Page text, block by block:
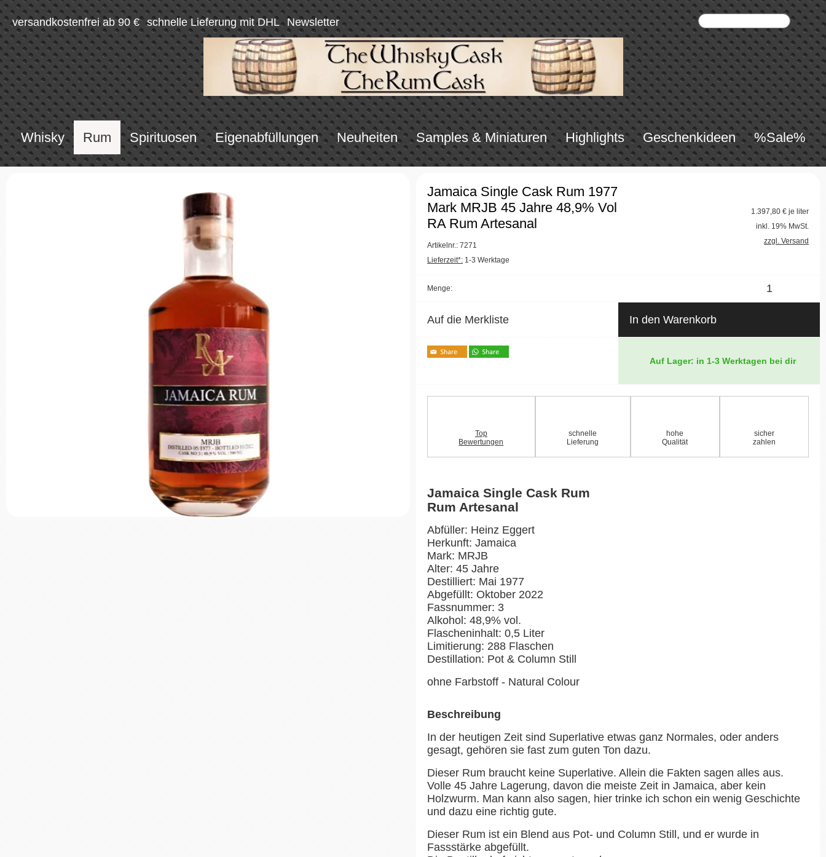
versandkostenfrei ab 90 € schnelle Lieferung mit DHL Newsletter
Whisky Rum Spirituosen Eigenabfüllungen Neuheiten Samples & Miniaturen Highlights Geschenkideen %Sale%
Jamaica Single Cask Rum 1977
Mark MRJB 45 Jahre 48,9% Vol
RA Rum Artesanal
Artikelnr.: 7271
Lieferzeit*: 1-3 Werktage
1.397,80 € je liter
inkl. 19% MwSt.
zzgl. Versand
Menge:
Auf die Merkliste In den Warenkorb
Auf Lager: in 1-3 Werktagen bei dir
Top
Bewertungen
schnelle
Lieferung
hohe
Qualität
sicher
zahlen
Jamaica Single Cask Rum
Rum Artesanal
Abfüller: Heinz Eggert
Herkunft: Jamaica
Mark: MRJB
Alter: 45 Jahre
Destilliert: Mai 1977
Abgefüllt: Oktober 2022
Fassnummer: 3
Alkohol: 48,9% vol.
Flascheninhalt: 0,5 Liter
Limitierung: 288 Flaschen
Destillation: Pot & Column Still
ohne Farbstoff - Natural Colour
Beschreibung
In der heutigen Zeit sind Superlative etwas ganz Normales, oder anders
gesagt, gehören sie fast zum guten Ton dazu.
Dieser Rum braucht keine Superlative. Allein die Fakten sagen alles aus.
Volle 45 Jahre Lagerung, davon die meiste Zeit in Jamaica, aber kein
Holzwurm. Man kann also sagen, hier trinke ich schon ein wenig Geschichte
und dazu eine richtig gute.
Dieser Rum ist ein Blend aus Pot- und Column Still, und er wurde in
Fassstärke abgefüllt.